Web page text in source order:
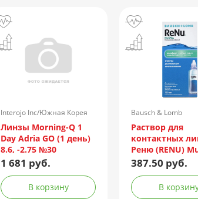
Interojo Inc/Южная Корея
Линзы Morning-Q 1
Day Adria GO (1 день)
8.6, -2.75 №30
1 681 руб.
В корзину
Bausch & Lomb
Incorporated/Италия
Раствор для
контактных
Реню (RENU)
Plus 120мл +
контейнер
387.50 руб.
В